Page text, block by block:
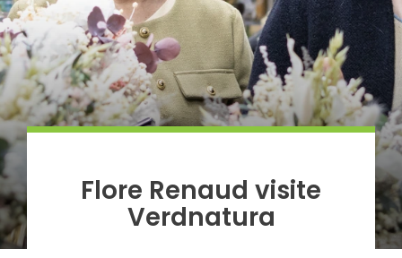
Flore Renaud visite
Verdnatura